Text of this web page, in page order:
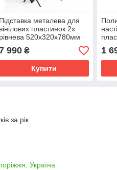
Підставка металева для
вінілових пластинок 2х
рівнева 520х320х780мм
990₴
Купити
1
за рік
Україна